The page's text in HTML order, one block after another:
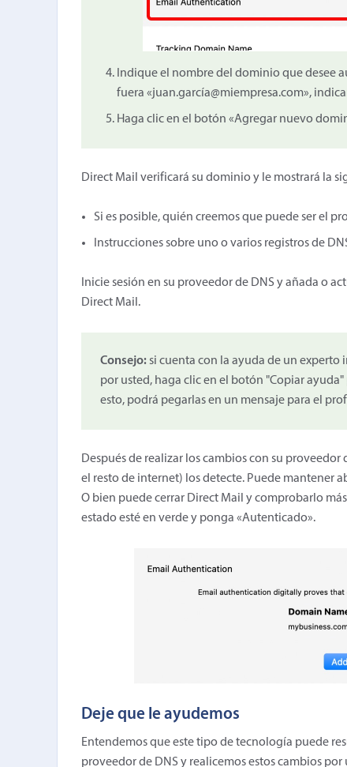
Indique el nombre del dominio que desee
fuera «juan.garcía@miempresa.com»,
Haga clic en el botón «Agregar nuevo
Direct Mail verificará su dominio y le mostrará la
Si es posible, quién creemos que puede ser el
Instrucciones sobre uno o varios registros de
Inicie sesión en su proveedor de DNS y añada o
Direct Mail.
Consejo:si cuenta con la ayuda de un experto
por usted, haga clic en el botón "Copiar
esto, podrá pegarlas en un mensaje para el
Después de realizar los cambios con su
el resto de internet) los detecte. Puede mantener
O bien puede cerrar Direct Mail y comprobarlo
estado esté en verde y ponga «Autenticado».
Deje que le ayudemos
Entendemos que este tipo de tecnología puede
proveedor de DNS y realicemos estos cambios